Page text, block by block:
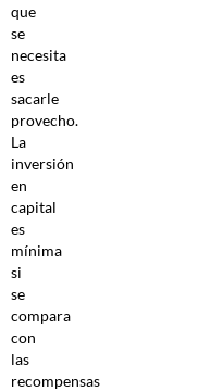
que
se
necesita
es
sacarle
provecho.
La
inversión
en
capital
es
mínima
si
se
compara
con
las
recompensas